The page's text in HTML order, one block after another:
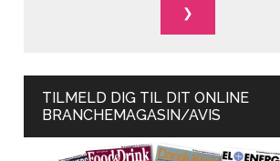
TILMELD DIG TIL DIT ONLINE
BRANCHEMAGASIN/AVIS